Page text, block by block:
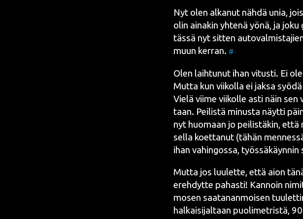
Nyt olen alka­nut näh­dä unia,
olin aina­kin yhte­nä yönä, ja
täs­sä nyt sit­ten
muun ker­ran. #
Olen laih­tu­nut ihan vitus­ti. Ei
Mut­ta kun vii­kol­la ei jak­sa
Vie­lä vii­me vii­kol­le asti näin
taan. Pei­lis­tä minus­ta näyt­ti
nyt huo­maan jo pei­lis­tä­kin,
sel­la koet­ta­nut (tähän
ihan vahin­gos­sa, työs­sä­käyn­nin
Mut­ta jos luu­let­te, että aion
ereh­dyt­te pahas­ti! Kan­noin
mo­sen saa­ta­nan­moi­sen
hal­kai­si­jal­taan puo­li­met­ris­tä,